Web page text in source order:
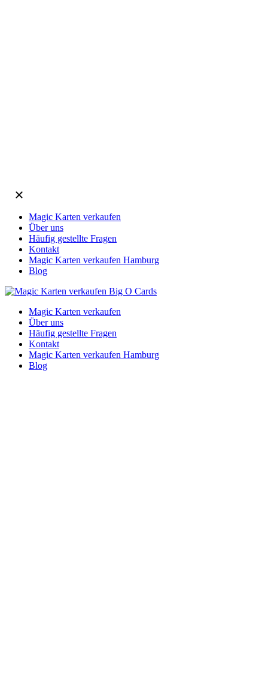
Magic Karten verkaufen
Über uns
Häufig gestellte Fragen
Kontakt
Magic Karten verkaufen Hamburg
Blog
Magic Karten verkaufen
Über uns
Häufig gestellte Fragen
Kontakt
Magic Karten verkaufen Hamburg
Blog